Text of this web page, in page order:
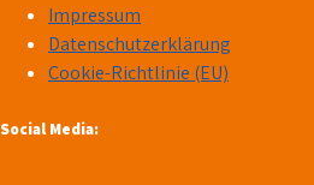
Impressum
Datenschutzerklärung
Cookie-Richtlinie (EU)
Social Media: